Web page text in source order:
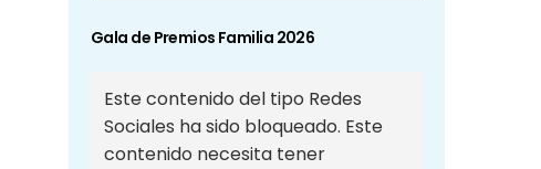
Gala de Premios Familia 2026
Este contenido del tipo Redes
Sociales ha sido bloqueado. Este
contenido necesita tener